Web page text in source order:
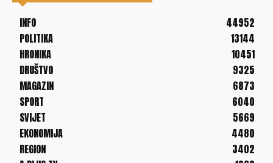
INFO
44952
POLITIKA
13144
HRONIKA
10451
DRUŠTVO
9325
MAGAZIN
6873
SPORT
6040
SVIJET
5669
EKONOMIJA
4480
REGION
3402